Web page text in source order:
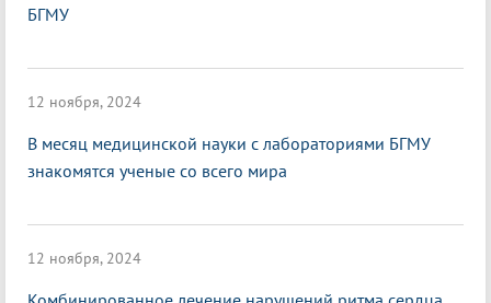
БГМУ
12 ноября, 2024
В месяц медицинской науки с лабораториями БГМУ
знакомятся ученые со всего мира
12 ноября, 2024